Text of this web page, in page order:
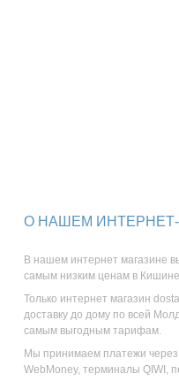
О НАШЕМ
В нашем интернет магазине
самым низким ценам в
Только интернет магазин
доставку до дому по всей
самым выгодным тарифам.
Мы принимаем платежи через
WebMoney, терминалы QIWI,